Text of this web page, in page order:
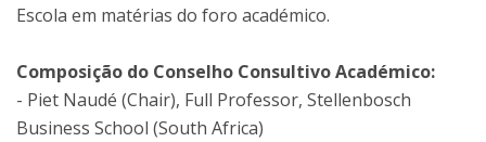
Escola em matérias do foro académico.
Composição do Conselho Consultivo Académico:
- Piet Naudé (Chair), Full Professor, Stellenbosch
Business School (South Africa)